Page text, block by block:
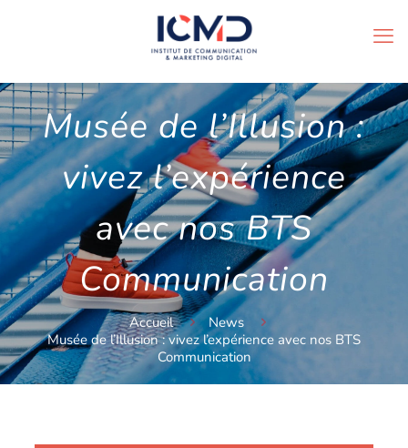
Musée de l’Illusion :
vivez l’expérience
avec nos BTS
Communication
Accueil
News
Musée de l’Illusion : vivez l’expérience avec nos BTS
Communication